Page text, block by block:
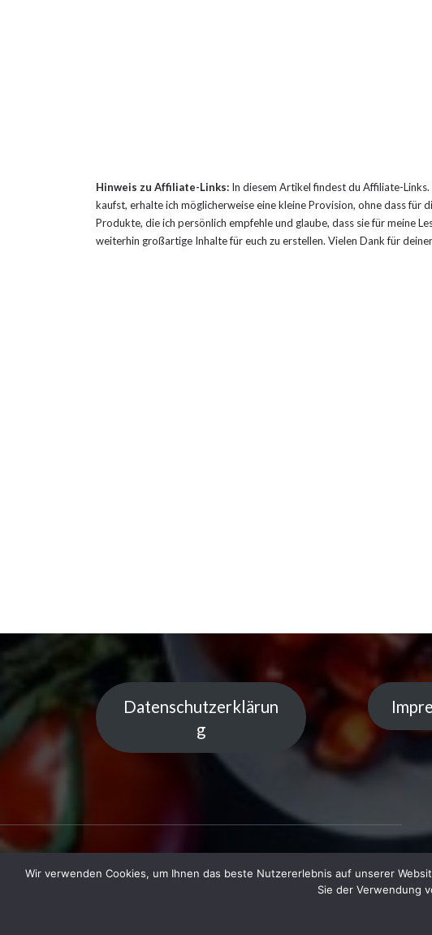
Hinweis zu Affiliate-Links: In diesem Artikel findest du Affiliate-
kaufst, erhalte ich möglicherweise eine kleine Provision, ohne dass für
Produkte, die ich persönlich empfehle und glaube, dass sie für meine
weiterhin großartige Inhalte für euch zu erstellen. Vielen Dank für
Datenschutzerklärun
g
Copyright © 2023 Küchentipps | Powered by
Wir verwenden Cookies, um Ihnen das beste Nutzererlebnis auf unserer
Sie der Verwendung